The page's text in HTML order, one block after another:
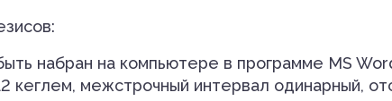
набран на компьютере в программе MS
кеглем, межстрочный интервал одинарный,